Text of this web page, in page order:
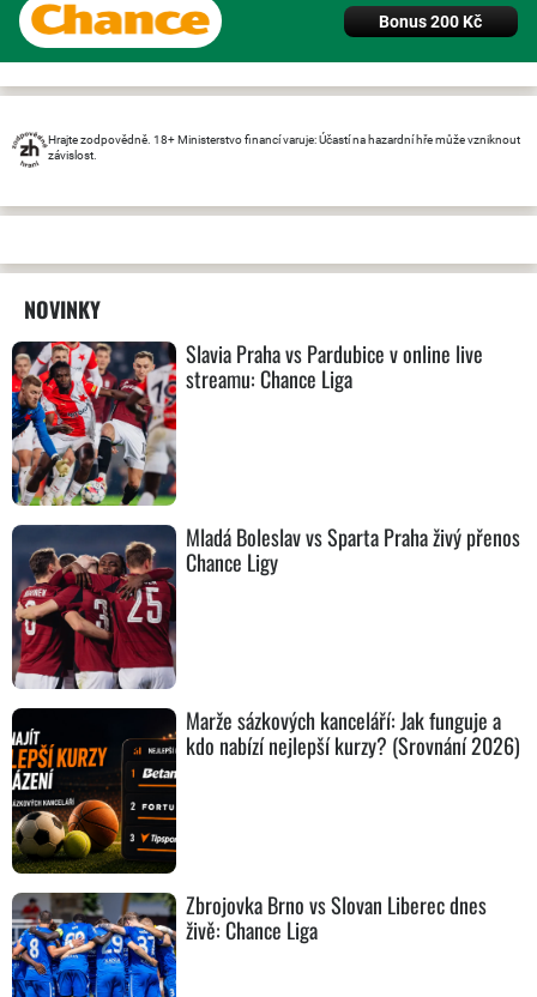
Bonus 200 Kč
Hrajte zodpovědně. 18+ Ministerstvo financí varuje: Účastí na hazardní hře může vzniknout
závislost.
NOVINKY
Slavia Praha vs Pardubice v online live
streamu: Chance Liga
Mladá Boleslav vs Sparta Praha živý přenos
Chance Ligy
Marže sázkových kanceláří: Jak funguje a
kdo nabízí nejlepší kurzy? (Srovnání 2026)
Zbrojovka Brno vs Slovan Liberec dnes
živě: Chance Liga